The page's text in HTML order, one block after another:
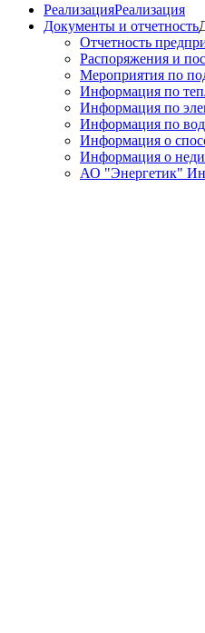
РеализацияРеализация
Документы и отчетность
Отчетность
Распоряжения и
Мероприятия по
Информация по
Информация по
Информация по
Информация о
Информация о
АО "Энергетик"